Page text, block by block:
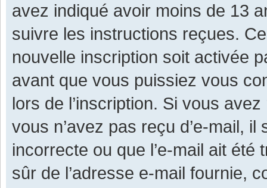
avez indiqué avoir moins de 13
suivre les instructions reçues.
nouvelle inscription soit activée
avant que vous puissiez vous
lors de l’inscription. Si vous
vous n’avez pas reçu d’e-mail,
incorrecte ou que l’e-mail ait
sûr de l’adresse e-mail fournie,